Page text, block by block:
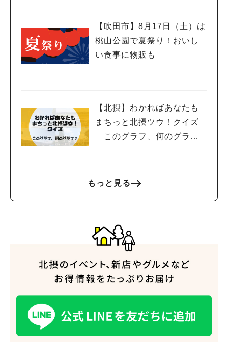
【吹田市】8月17日（土）は
桃山公園で夏祭り！おいし
い食事に物販も
【北摂】わかればあなたも
まちっと北摂ツウ！クイズ
このグラフ、何のグラ
もっと見る